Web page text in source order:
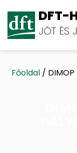
DFT-
JÓT ÉS
Főoldal /